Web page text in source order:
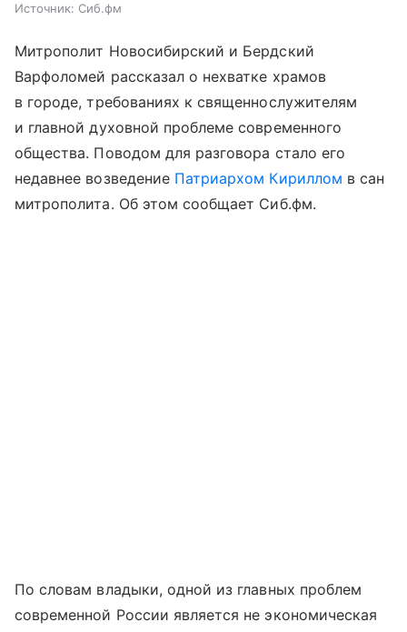
Источник: Сиб.фм
Митрополит Новосибирский и Бердский
Варфоломей рассказал о нехватке храмов
в городе, требованиях к священнослужителям
и главной духовной проблеме современного
общества. Поводом для разговора стало его
недавнее возведение Патриархом Кириллом в сан
митрополита. Об этом сообщает Сиб.фм.
По словам владыки, одной из главных проблем
современной России является не экономическая